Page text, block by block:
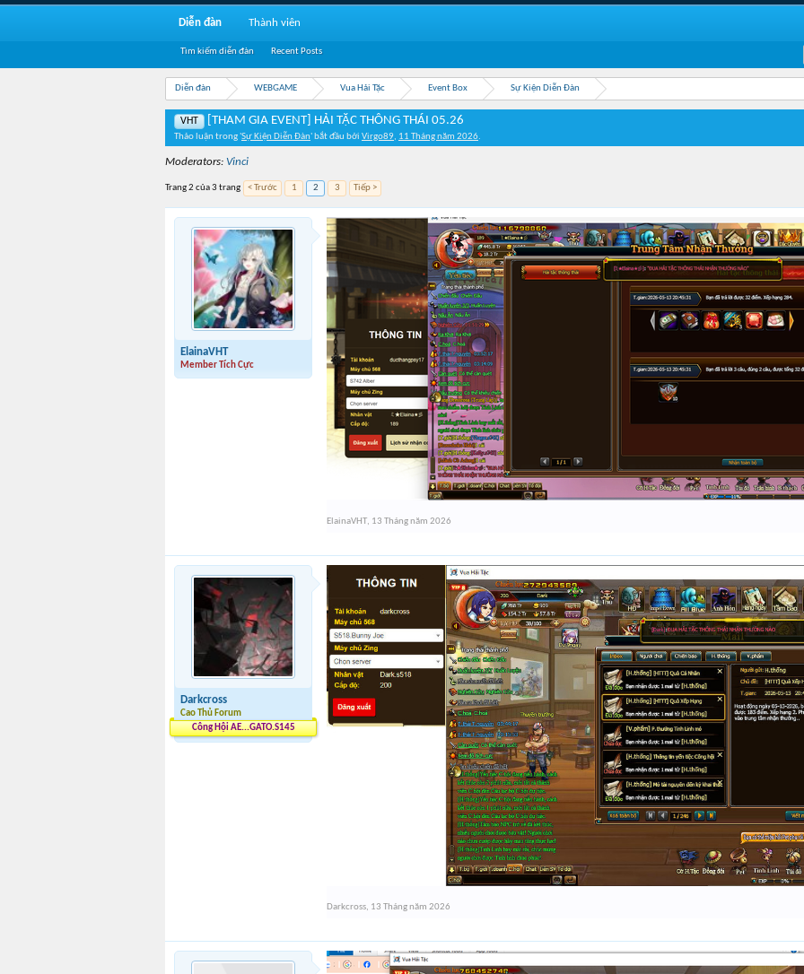
Diễn đàn WEBGAME Vua Hải Tặc Event Box Sự Kiện Diễn Đàn
VHT [THAM GIA EVENT] HẢI TẶC THÔNG THÁI 05.26
Thảo luận trong 'Sự Kiện Diễn Đàn' bắt đầu bởi Virgo89, 11 Tháng năm 2026.
Moderators: Vinci
Trang 2 của 3 trang < Trước 1 2 3 Tiếp >
ElainaVHT
Member Tích Cực
ElainaVHT, 13 Tháng năm 2026
Darkcross
Cao Thủ Forum
Công Hội AE...GATO.S145
Darkcross, 13 Tháng năm 2026
Diễn đàn
Tìm kiếm diễn đàn Recent Posts
Thành viên